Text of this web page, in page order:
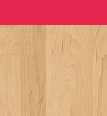
hoofdinhoud